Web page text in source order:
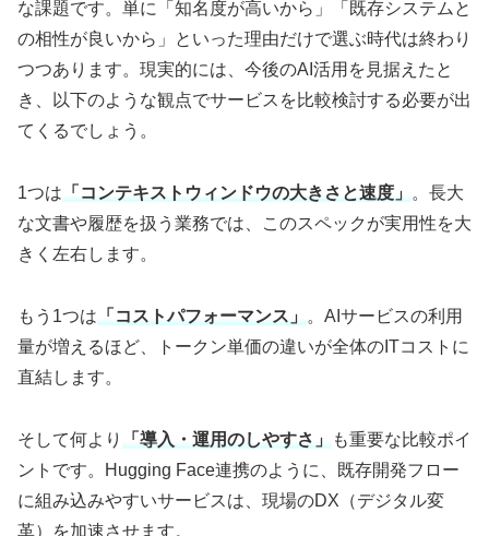
な課題です。単に「知名度が高いから」「既存システムと
の相性が良いから」といった理由だけで選ぶ時代は終わり
つつあります。現実的には、今後のAI活用を見据えたと
き、以下のような観点でサービスを比較検討する必要が出
てくるでしょう。
1つは 「コンテキストウィンドウの大きさと速度」 。長大
な文書や履歴を扱う業務では、このスペックが実用性を大
きく左右します。
もう1つは 「コストパフォーマンス」 。AIサービスの利用
量が増えるほど、トークン単価の違いが全体のITコストに
直結します。
そして何より 「導入・運用のしやすさ」
も重要な比較ポイ
ントです。Hugging Face連携のように、既存開発フロー
に組み込みやすいサービスは、現場のDX（デジタル変
革）を加速させます。